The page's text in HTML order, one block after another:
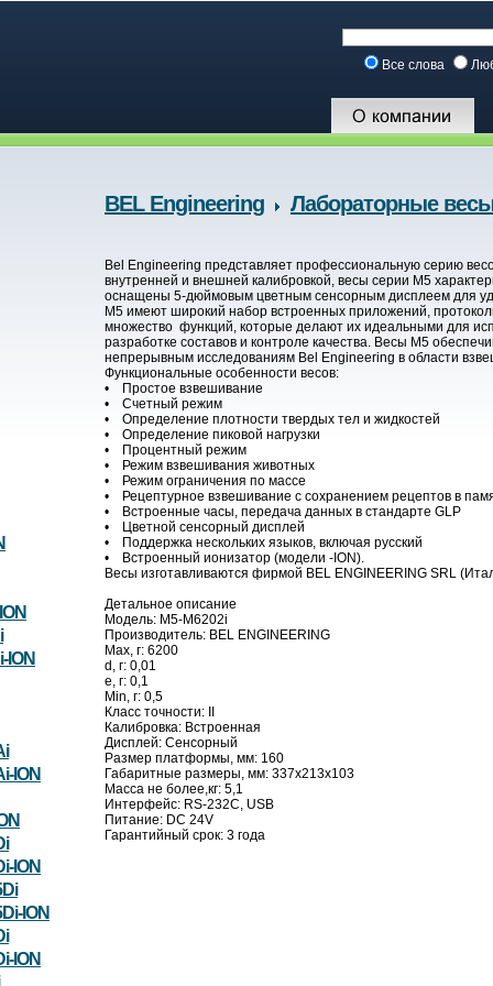
Все слова
ION
ION
ION
ION
ION
BEL Engineering Лабораторные
Bel Engineering представляет профессиональную серию
внутренней и внешней калибровкой, весы серии M5
оснащены 5-дюймовым цветным сенсорным дисплеем для
M5 имеют широкий набор встроенных приложений,
множество функций, которые делают их идеальными для
разработке составов и контроле качества. Весы M5
непрерывным исследованиям Bel Engineering в области
Функциональные особенности весов:
• Простое взвешивание
• Счетный режим
• Определение плотности твердых тел и жидкостей
• Определение пиковой нагрузки
• Процентный режим
• Режим взвешивания животных
• Режим ограничения по массе
• Рецептурное взвешивание с сохранением рецептов в
• Встроенные часы, передача данных в стандарте GLP
• Цветной сенсорный дисплей
• Поддержка нескольких языков, включая русский
• Встроенный ионизатор (модели -ION).
Весы изготавливаются фирмой BEL ENGINEERING SRL
Детальное описание
Модель: M5-M6202i
Производитель: BEL ENGINEERING
Max, г: 6200
d, г: 0,01
e, г: 0,1
Min, г: 0,5
Класс точности: II
Калибровка: Встроенная
Дисплей: Сенсорный
Размер платформы, мм: 160
Габаритные размеры, мм: 337х213х103
Масса не более,кг: 5,1
Интерфейс: RS-232C, USB
Питание: DC 24V
Гарантийный срок: 3 года